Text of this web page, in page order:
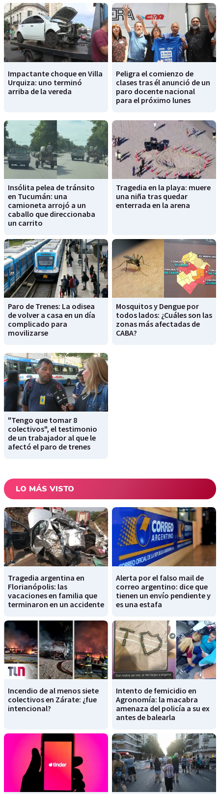
Impactante choque en Villa
Urquiza: uno terminó
arriba de la vereda
Peligra el comienzo de
clases tras él anunció de un
paro docente nacional
para el próximo lunes
Insólita pelea de tránsito
en Tucumán: una
camioneta arrojó a un
caballo que direccionaba
un carrito
Tragedia en la playa: muere
una niña tras quedar
enterrada en la arena
Paro de Trenes: La odisea
de volver a casa en un día
complicado para
movilizarse
Mosquitos y Dengue por
todos lados: ¿Cuáles son las
zonas más afectadas de
CABA?
"Tengo que tomar 8
colectivos", el testimonio
de un trabajador al que le
afectó el paro de trenes
LO MÁS VISTO
Tragedia argentina en
Florianópolis: las
vacaciones en familia que
terminaron en un accidente
Alerta por el falso mail de
correo argentino: dice que
tienen un envío pendiente y
es una estafa
Incendio de al menos siete
colectivos en Zárate: ¿fue
intencional?
Intento de femicidio en
Agronomía: la macabra
amenaza del policía a su ex
antes de balearla